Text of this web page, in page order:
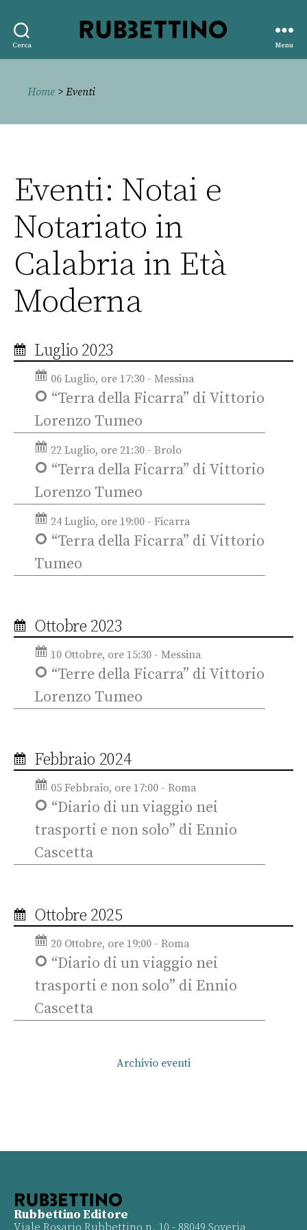
Cerca
editore
Menu
Home > Eventi
Eventi: Notai e
Notariato in
Calabria in Età
Moderna
Luglio 2023
06 Luglio, ore 17:30 - Messina
“Terra della Ficarra” di Vittorio
Lorenzo Tumeo
22 Luglio, ore 21:30 - Brolo
“Terra della Ficarra” di Vittorio
Lorenzo Tumeo
24 Luglio, ore 19:00 - Ficarra
“Terra della Ficarra” di Vittorio
Tumeo
Ottobre 2023
10 Ottobre, ore 15:30 - Messina
“Terre della Ficarra” di Vittorio
Lorenzo Tumeo
Febbraio 2024
05 Febbraio, ore 17:00 - Roma
“Diario di un viaggio nei
trasporti e non solo” di Ennio
Cascetta
Ottobre 2025
20 Ottobre, ore 19:00 - Roma
“Diario di un viaggio nei
trasporti e non solo” di Ennio
Cascetta
Archivio eventi
Rubbettino Editore